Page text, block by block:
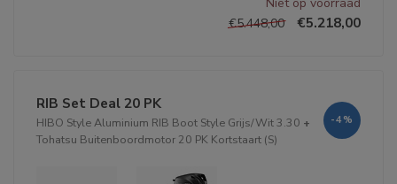
€5.448,00
€5.218,00
RIB Set Deal 20 PK
HIBO Style Aluminium RIB Boot Style Grijs/Wit 3.30 +
Tohatsu Buitenboordmotor 20 PK Kortstaart (S)
-4%